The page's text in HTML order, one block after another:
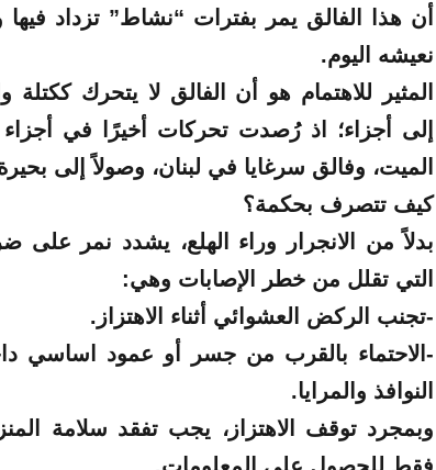
أن هذا الفالق يمر بفترات “نشاط” تزداد فيها
نعيشه اليوم.
المثير للاهتمام هو أن الفالق لا يتحرك
إلى أجزاء؛ اذ رُصدت تحركات أخيرًا في
الميت، وفالق سرغايا في لبنان، وصولاً إلى
كيف تتصرف بحكمة؟
بدلاً من الانجرار وراء الهلع، يشدد نمر على
التي تقلل من خطر الإصابات وهي:
-تجنب الركض العشوائي أثناء الاهتزاز.
-الاحتماء بالقرب من جسر أو عمود اساسي
النوافذ والمرايا.
وبمجرد توقف الاهتزاز، يجب تفقد سلامة